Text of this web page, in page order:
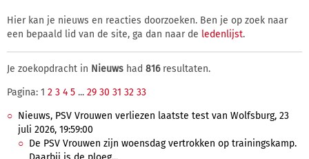
Hier kan je nieuws en reacties doorzoeken. Ben je op zoek naar
een bepaald lid van de site, ga dan naar de ledenlijst.
Je zoekopdracht in Nieuws had 816resultaten.
Pagina: 1 2 3 4 5 ... 29 30 31 32 33
Nieuws, PSV Vrouwen verliezen laatste test van Wolfsburg, 23
juli 2026, 19:59:00
De PSV Vrouwen zijn woensdag vertrokken op trainingskamp.